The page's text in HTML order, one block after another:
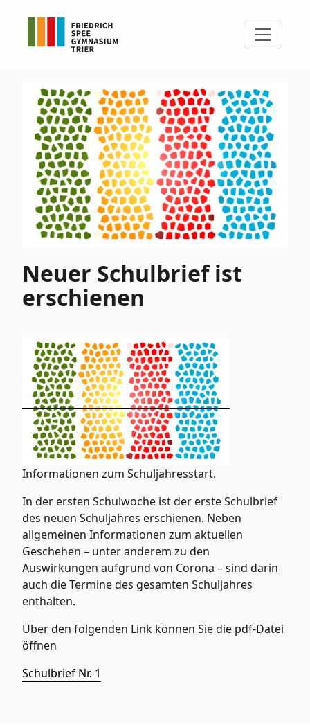
Neuer Schulbrief ist
erschienen
Informationen zum Schuljahresstart.
In der ersten Schulwoche ist der erste Schulbrief
des neuen Schuljahres erschienen. Neben
allgemeinen Informationen zum aktuellen
Geschehen – unter anderem zu den
Auswirkungen aufgrund von Corona – sind darin
auch die Termine des gesamten Schuljahres
enthalten.
Über den folgenden Link können Sie die pdf-Datei
öffnen
Schulbrief Nr. 1